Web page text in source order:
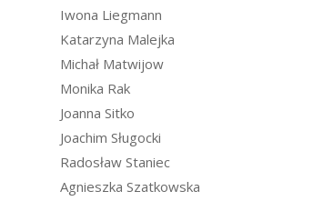
Iwona Liegmann
Katarzyna Malejka
Michał Matwijow
Monika Rak
Joanna Sitko
Joachim Sługocki
Radosław Staniec
Agnieszka Szatkowska